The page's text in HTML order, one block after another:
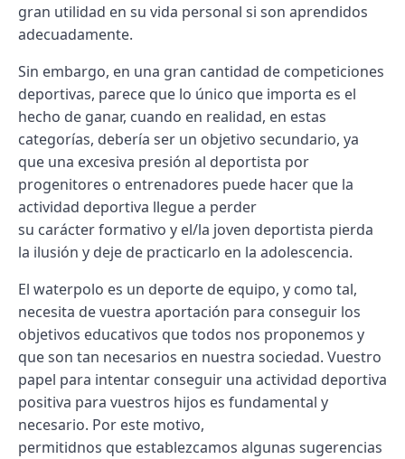
gran utilidad en su vida personal si son aprendidos
adecuadamente.
Sin embargo, en una gran cantidad de competiciones
deportivas, parece que lo único que importa es el
hecho de ganar, cuando en realidad, en estas
categorías, debería ser un objetivo secundario, ya
que una excesiva presión al deportista por
progenitores o entrenadores puede hacer que la
actividad deportiva llegue a perder
su carácter formativo y el/la joven deportista pierda
la ilusión y deje de practicarlo en la adolescencia.
El waterpolo es un deporte de equipo, y como tal,
necesita de vuestra aportación para conseguir los
objetivos educativos que todos nos proponemos y
que son tan necesarios en nuestra sociedad. Vuestro
papel para intentar conseguir una actividad deportiva
positiva para vuestros hijos es fundamental y
necesario. Por este motivo,
permitidnos que establezcamos algunas sugerencias